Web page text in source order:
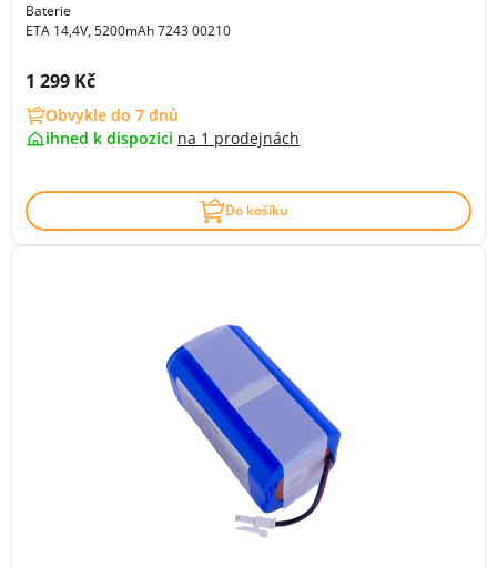
Baterie
ETA 14,4V, 5200mAh 7243 00210
Cena s DPH:
1 299 Kč
Obvykle do 7 dnů
ihned k dispozici na 1 prodejnách
Do košíku